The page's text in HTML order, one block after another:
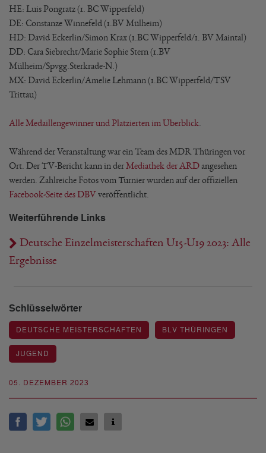
05. DEZEMBER 2023
HE: Luis Pongratz (1. BC Wipperfeld)
DE: Constanze Winnefeld (1.BV Mülheim)
HD: David Eckerlin/Simon Krax (1.BC Wipperfeld/1. BV Maintal)
DD: Cara Siebrecht/Marie Sophie Stern (1.BV
Mülheim/Spvgg.Sterkrade-N.)
MX: David Eckerlin/Amelie Lehmann (1.BC Wipperfeld/TSV
Trittau)
Alle Medaillengewinner und Platzierten im Überblick
Während der Veranstaltung war ein Team des MDR Thüringen vor
Ort. Der TV-Bericht kann in derMediathek der ARDangesehen
werden. Zahlreiche Fotos vom Turnier wurden auf der offiziellen
Facebook-Seite des DBVveröffentlicht.
Weiterführende Links
Deutsche Einzelmeisterschaften U15-U19 2023: Alle
Ergebnisse
Schlüsselwörter
DEUTSCHE MEISTERSCHAFTEN BLV THÜRINGEN
JUGEND